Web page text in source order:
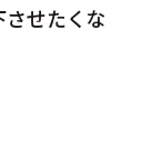
せたくな